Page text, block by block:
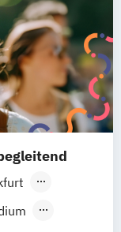
Wiesbaden